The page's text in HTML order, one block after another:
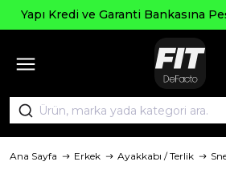
Yapı Kredi ve Garanti Bankasına
Ana Sayfa Erkek Ayakkabı / Terlik